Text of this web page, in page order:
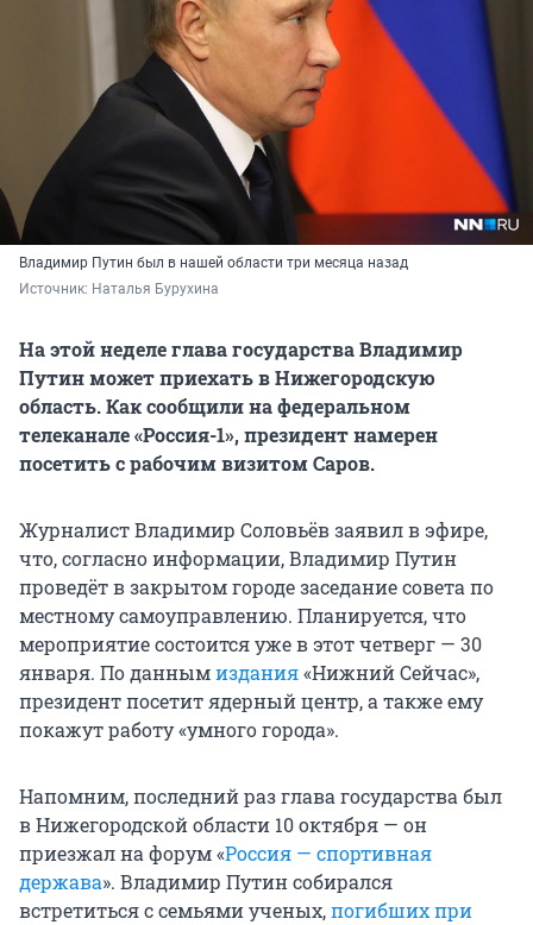
Владимир Путин был в нашей области три месяца назад
Источник: Наталья Бурухина
На этой неделе глава государства Владимир
Путин может приехать в Нижегородскую
область. Как сообщили на федеральном
телеканале «Россия-1», президент намерен
посетить с рабочим визитом Саров.
Журналист Владимир Соловьёв заявил в эфире,
что, согласно информации, Владимир Путин
проведёт в закрытом городе заседание совета по
местному самоуправлению. Планируется, что
мероприятие состоится уже в этот четверг — 30
января. По даннымиздания«Нижний Сейчас»,
президент посетит ядерный центр, а также ему
покажут работу «умного города».
Напомним, последний раз глава государства был
в Нижегородской области 10 октября — он
приезжал на форум «Россия — спортивная
держава». Владимир Путин собирался
встретиться с семьями ученых,погибших при